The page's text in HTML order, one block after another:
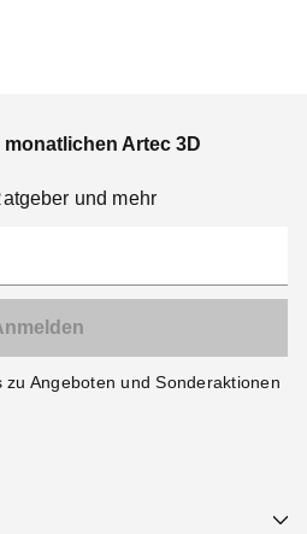
Artec 3D
und mehr
Angeboten und Sonderaktionen